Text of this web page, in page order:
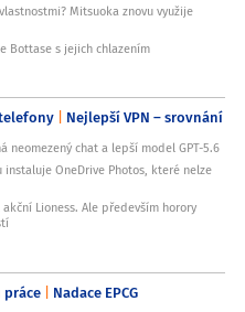
Mitsuoka znovu využije
Bottase s jejich chlazením
Nejlepší VPN – srovnání
neomezený chat a lepší model GPT-5.6
OneDrive Photos, které nelze
Lioness. Ale především horory
Nadace EPCG